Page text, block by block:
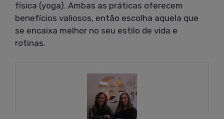
física (yoga). Ambas as práticas oferecem
benefícios valiosos, então escolha aquela que
se encaixa melhor no seu estilo de vida e
rotinas.